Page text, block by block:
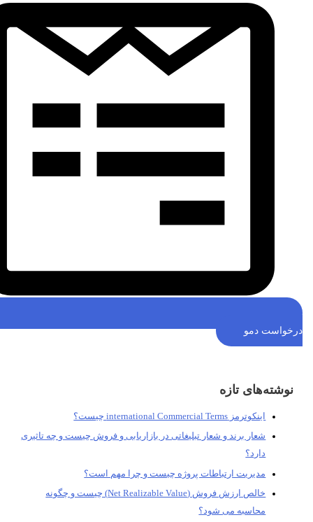
دمو
نوشته‌های تازه
اینکوترمز international Commercial Terms چیست؟
شعار برند و شعار تبلیغاتی در بازاریابی و فروش چیست و چه تاثیری
دارد؟
مدیریت ارتباطات پروژه چیست و چرا مهم است؟
خالص ارزش فروش (Net Realizable Value) چیست و چگونه
محاسبه می شود؟